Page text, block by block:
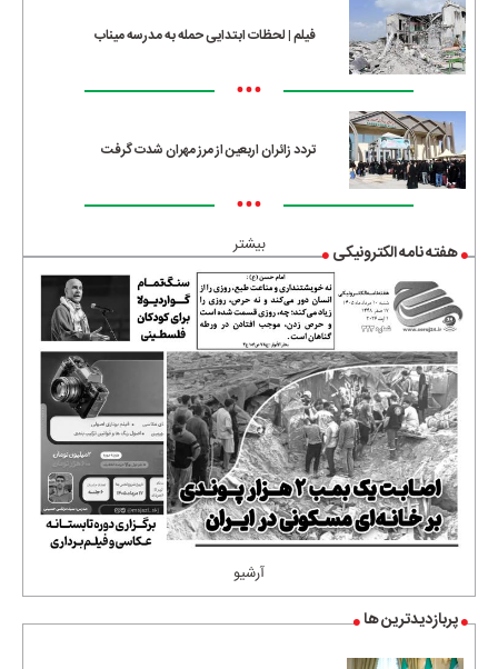
فیلم | لحظات ابتدایی حمله به مدرسه میناب
•••
تردد زائران اربعین از مرز مهران شدت گرفت
•••
بیشتر هفته نامه الکترونیکی
آرشیو
پربازدیدترین ها